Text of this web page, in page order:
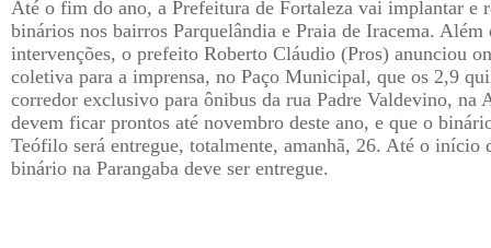
Até o fim do ano, a Prefeitura de Fortaleza vai implantar e
binários nos bairros Parquelândia e Praia de Iracema. Além
intervenções, o prefeito Roberto Cláudio (Pros) anunciou
coletiva para a imprensa, no Paço Municipal, que os 2,9
corredor exclusivo para ônibus da rua Padre Valdevino, na
devem ficar prontos até novembro deste ano, e que o
Teófilo será entregue, totalmente, amanhã, 26. Até o início
binário na Parangaba deve ser entregue.